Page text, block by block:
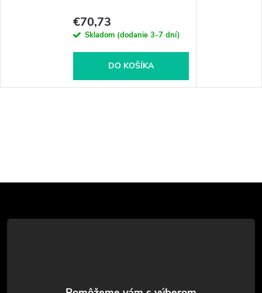
€70,73
Skladom (dodanie 3-7 dní)
DO KOŠÍKA
á